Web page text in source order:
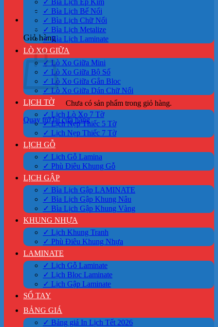
0
Giỏ hàng
Chưa có sản phẩm trong giỏ hàng.
Quay trở lại cửa hàng
✓ Bìa Lịch Ép Kim
✓ Bìa Lịch Bế Nổi
✓ Bìa Lịch Chữ Nổi
✓ Bìa Lịch Metalize
✓ Bìa Lịch Laminate
LÒ XO GIỮA
✓ Lò Xo Giữa Mini
✓ Lò Xo Giữa Bộ Số
✓ Lò Xo Giữa Gắn Bloc
✓ Lò Xo Giữa Dán Chữ Nổi
LỊCH TỜ
✓ Lịch Lò Xo 7 Tờ
✓ Lịch Nẹp Thiếc 5 Tờ
✓ Lịch Nẹp Thiếc 7 Tờ
LỊCH GỖ
✓ Lịch Gỗ Lamina
✓ Phù Điêu Khung Gỗ
LỊCH GẬP
✓ Bìa Lịch Gập LAMINATE
✓ Bìa Lịch Gập Khung Nâu
✓ Bìa Lịch Gập Khung Vàng
KHUNG NHỰA
✓ Lịch Khung Tranh
✓ Phù Điêu Khung Nhựa
LAMINATE
✓ Lịch Gỗ Laminate
✓ Lịch Bloc Laminate
✓ Lịch Gập Laminate
SỔ TAY
BẢNG GIÁ
✓ Bảng giá In Lịch Tết 2026